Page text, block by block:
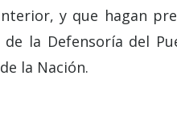
y que hagan
la Defensoría del
la Nación.